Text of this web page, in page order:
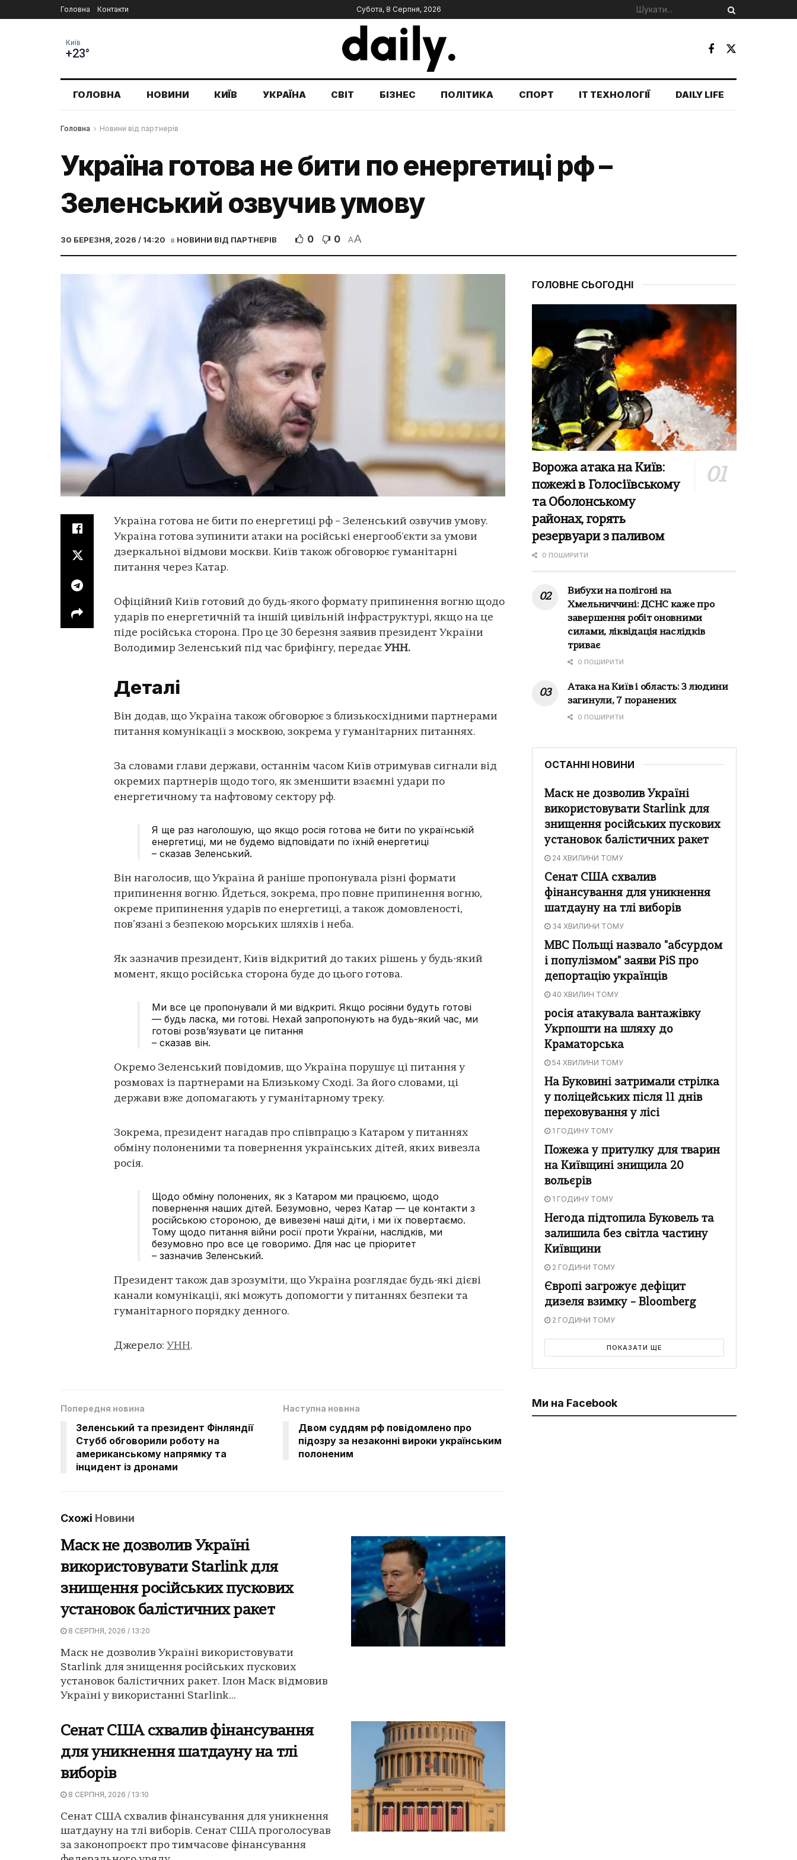
Головна Контакти Субота, 8 Серпня, 2026
Київ
+23°
ГОЛОВНА НОВИНИ КИЇВ УКРАЇНА СВІТ БІЗНЕС ПОЛІТИКА СПОРТ IT ТЕХНОЛОГІЇ DAILY LIFE
Головна Новини від партнерів
Україна готова не бити по енергетиці рф –
Зеленський озвучив умову
30 БЕРЕЗНЯ, 2026 / 14:20 в НОВИНИ ВІД ПАРТНЕРІВ 0 0 AA
Україна готова не бити по енергетиці рф – Зеленський озвучив умову.
Україна готова зупинити атаки на російські енергооб'єкти за умови
дзеркальної відмови москви. Київ також обговорює гуманітарні
питання через Катар.
Офіційний Київ готовий до будь-якого формату припинення вогню щодо
ударів по енергетичній та іншій цивільній інфраструктурі, якщо на це
піде російська сторона. Про це 30 березня заявив президент України
Володимир Зеленський під час брифінгу, передає УНН.
Деталі
Він додав, що Україна також обговорює з близькосхідними партнерами
питання комунікації з москвою, зокрема у гуманітарних питаннях.
За словами глави держави, останнім часом Київ отримував сигнали від
окремих партнерів щодо того, як зменшити взаємні удари по
енергетичному та нафтовому сектору рф.
Я ще раз наголошую, що якщо росія готова не бити по українській
енергетиці, ми не будемо відповідати по їхній енергетиці
– сказав Зеленський.
Він наголосив, що Україна й раніше пропонувала різні формати
припинення вогню. Йдеться, зокрема, про повне припинення вогню,
окреме припинення ударів по енергетиці, а також домовленості,
пов’язані з безпекою морських шляхів і неба.
Як зазначив президент, Київ відкритий до таких рішень у будь-який
момент, якщо російська сторона буде до цього готова.
Ми все це пропонували й ми відкриті. Якщо росіяни будуть готові
— будь ласка, ми готові. Нехай запропонують на будь-який час, ми
готові розв’язувати це питання
– сказав він.
Окремо Зеленський повідомив, що Україна порушує ці питання у
розмовах із партнерами на Близькому Сході. За його словами, ці
держави вже допомагають у гуманітарному треку.
Зокрема, президент нагадав про співпрацю з Катаром у питаннях
обміну полоненими та повернення українських дітей, яких вивезла
росія.
Щодо обміну полонених, як з Катаром ми працюємо, щодо
повернення наших дітей. Безумовно, через Катар — це контакти з
російською стороною, де вивезені наші діти, і ми їх повертаємо.
Тому щодо питання війни росії проти України, наслідків, ми
безумовно про все це говоримо. Для нас це пріоритет
– зазначив Зеленський.
Президент також дав зрозуміти, що Україна розглядає будь-які дієві
канали комунікації, які можуть допомогти у питаннях безпеки та
гуманітарного порядку денного.
Джерело: УНН.
Попередня новина
Зеленський та президент Фінляндії
Стубб обговорили роботу на
американському напрямку та
інцидент із дронами
Наступна новина
Двом суддям рф повідомлено про
підозру за незаконні вироки українським
полоненим
Схожі Новини
Маск не дозволив Україні
використовувати Starlink для
знищення російських пускових
установок балістичних ракет
8 СЕРПНЯ, 2026 / 13:20
Маск не дозволив Україні використовувати
Starlink для знищення російських пускових
установок балістичних ракет. Ілон Маск відмовив
Україні у використанні Starlink...
Сенат США схвалив фінансування
для уникнення шатдауну на тлі
виборів
8 СЕРПНЯ, 2026 / 13:10
Сенат США схвалив фінансування для уникнення
шатдауну на тлі виборів. Сенат США проголосував
за законопроєкт про тимчасове фінансування
ГОЛОВНЕ СЬОГОДНІ
Ворожа атака на Київ:
пожежі в Голосіївському
та Оболонському
районах, горять
резервуари з паливом
0 ПОШИРИТИ
Вибухи на полігоні на
Хмельниччині: ДСНС каже про
завершення робіт оновними
силами, ліквідація наслідків
триває
0 ПОШИРИТИ
Атака на Київ і область: 3 людини
загинули, 7 поранених
0 ПОШИРИТИ
ОСТАННІ НОВИНИ
Маск не дозволив Україні
використовувати Starlink для
знищення російських пускових
установок балістичних ракет
24 ХВИЛИНИ ТОМУ
Сенат США схвалив
фінансування для уникнення
шатдауну на тлі виборів
34 ХВИЛИНИ ТОМУ
МВС Польщі назвало "абсурдом
і популізмом" заяви PiS про
депортацію українців
40 ХВИЛИН ТОМУ
росія атакувала вантажівку
Укрпошти на шляху до
Краматорська
54 ХВИЛИНИ ТОМУ
На Буковині затримали стрілка
у поліцейських після 11 днів
переховування у лісі
1 ГОДИНУ ТОМУ
Пожежа у притулку для тварин
на Київщині знищила 20
вольєрів
1 ГОДИНУ ТОМУ
Негода підтопила Буковель та
залишила без світла частину
Київщини
2 ГОДИНИ ТОМУ
Європі загрожує дефіцит
дизеля взимку – Bloomberg
2 ГОДИНИ ТОМУ
ПОКАЗАТИ ЩЕ
Ми на Facebook